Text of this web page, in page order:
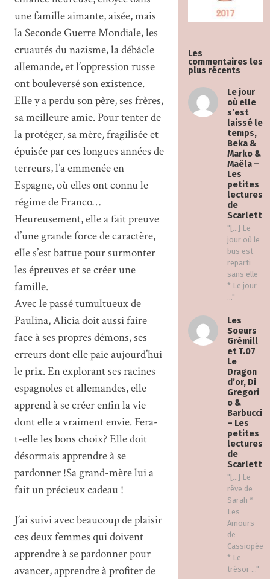
Les
commentaires les
plus récents
Le jour
où elle
s’est
laissé le
temps,
Beka &
Marko &
Maëla –
Les
petites
lectures
de
Scarlett
"[…] Le
jour où le
bus est
reparti
sans elle
* Le jour
..."
Les
Soeurs
Grémill
et T.07
Le
Dragon
d’or, Di
Gregori
o &
Barbucci
– Les
petites
lectures
de
Scarlett
"[…] Le
rêve de
Sarah *
Les
Amours
de
Cassiopée
* Le
trésor ..."
une famille aimante, aisée, mais
la Seconde Guerre Mondiale, les
cruautés du nazisme, la débâcle
allemande, et l’oppression russe
ont bouleversé son existence.
Elle y a perdu son père, ses frères,
sa meilleure amie. Pour tenter de
la protéger, sa mère, fragilisée et
épuisée par ces longues années de
terreurs, l’a emmenée en
Espagne, où elles ont connu le
régime de Franco…
Heureusement, elle a fait preuve
d’une grande force de caractère,
elle s’est battue pour surmonter
les épreuves et se créer une
famille.
Avec le passé tumultueux de
Paulina, Alicia doit aussi faire
face à ses propres démons, ses
erreurs dont elle paie aujourd’hui
le prix. En explorant ses racines
espagnoles et allemandes, elle
apprend à se créer enfin la vie
dont elle a vraiment envie. Fera-
t-elle les bons choix? Elle doit
désormais apprendre à se
pardonner !Sa grand-mère lui a
fait un précieux cadeau !
J’ai suivi avec beaucoup de plaisir
ces deux femmes qui doivent
apprendre à se pardonner pour
avancer, apprendre à profiter de